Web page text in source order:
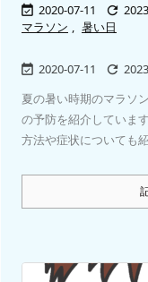
 2020-07-11 
マラソン , 暑い日
 2020-07-11 
夏の暑い時期のマラソ
の予防を紹介していま
方法や症状についても